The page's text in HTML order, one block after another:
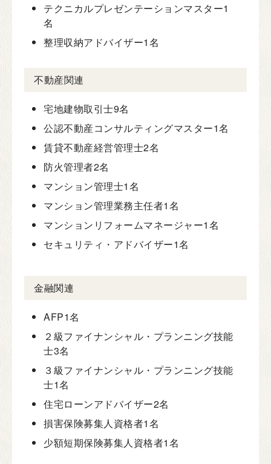
テクニカルプレゼンテーションマスター1
名
整理収納アドバイザー1名
不動産関連
宅地建物取引士9名
公認不動産コンサルティングマスター1名
賃貸不動産経営管理士2名
防火管理者2名
マンション管理士1名
マンション管理業務主任者1名
マンションリフォームマネージャー1名
セキュリティ・アドバイザー1名
金融関連
AFP1名
２級ファイナンシャル・プランニング技能
士3名
３級ファイナンシャル・プランニング技能
士1名
住宅ローンアドバイザー2名
損害保険募集人資格者1名
少額短期保険募集人資格者1名